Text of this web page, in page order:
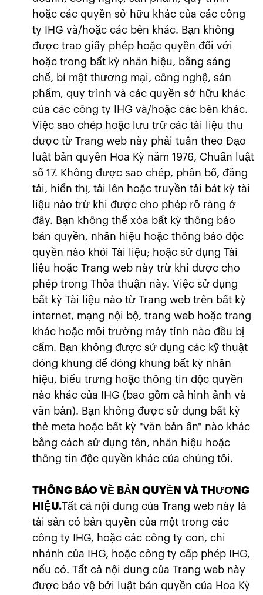
hoặc các quyền sở hữu khác của các công
ty IHG và/hoặc các bên khác. Bạn không
được trao giấy phép hoặc quyền đối với
hoặc trong bất kỳ nhãn hiệu, bằng sáng
chế, bí mật thương mại, công nghệ, sản
phẩm, quy trình và các quyền sở hữu khác
của các công ty IHG và/hoặc các bên khác.
Việc sao chép hoặc lưu trữ các tài liệu thu
được từ Trang web này phải tuân theo Đạo
luật bản quyền Hoa Kỳ năm 1976, Chuẩn luật
số 17. Không được sao chép, phân bổ, đăng
tải, hiển thị, tải lên hoặc truyền tải bát kỳ tài
liệu nào trừ khi được cho phép rõ ràng ở
đây. Bạn không thể xóa bất kỳ thông báo
bản quyền, nhãn hiệu hoặc thông báo độc
quyền nào khỏi Tài liệu; hoặc sử dụng Tài
liệu hoặc Trang web này trừ khi được cho
phép trong Thỏa thuận này. Việc sử dụng
bất kỳ Tài liệu nào từ Trang web trên bất kỳ
internet, mạng nội bộ, trang web hoặc trang
khác hoặc môi trường máy tính nào đều bị
cấm. Bạn không được sử dụng các kỹ thuật
đóng khung để đóng khung bất kỳ nhãn
hiệu, biểu trưng hoặc thông tin độc quyền
nào khác của IHG (bao gồm cả hình ảnh và
văn bản). Bạn không được sử dụng bất kỳ
thẻ meta hoặc bất kỳ "văn bản ẩn" nào khác
bằng cách sử dụng tên, nhãn hiệu hoặc
thông tin độc quyền khác của chúng tôi.
THÔNG BÁO VỀ BẢN QUYỀN VÀ THƯƠNG
HIỆU.Tất cả nội dung của Trang web này là
tài sản có bản quyền của một trong các
công ty IHG, hoặc các công ty con, chi
nhánh của IHG, hoặc công ty cấp phép IHG,
nếu có. Tất cả nội dung của Trang web này
được bảo vệ bởi luật bản quyền của Hoa Kỳ